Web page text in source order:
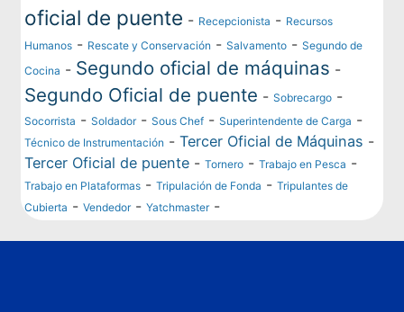
oficial de puente - Recepcionista - Recursos
Humanos - Rescate y Conservación -Salvamento -Segundo de
Cocina - Segundo oficial de máquinas -
Segundo Oficial de puente -Sobrecargo -
Socorrista -Soldador-Sous Chef -Superintendente de Carga -
Técnico de Instrumentación -Tercer Oficial de Máquinas -
Tercer Oficial de puente -Tornero -Trabajo en Pesca -
Trabajo en Plataformas -Tripulación de Fonda -Tripulantes de
Cubierta -Vendedor-Yatchmaster-